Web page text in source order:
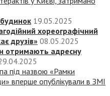
19.05.2025
хореографічний
друзів» 08.05.2025
отримають адресну
під назвою «‎Рамки
вперше опублікували в ЗМІ